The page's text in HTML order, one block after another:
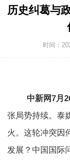
历史纠葛与
时间：
中新网7月
张局势持续。泰
火。这轮冲突因
发展？中国国际